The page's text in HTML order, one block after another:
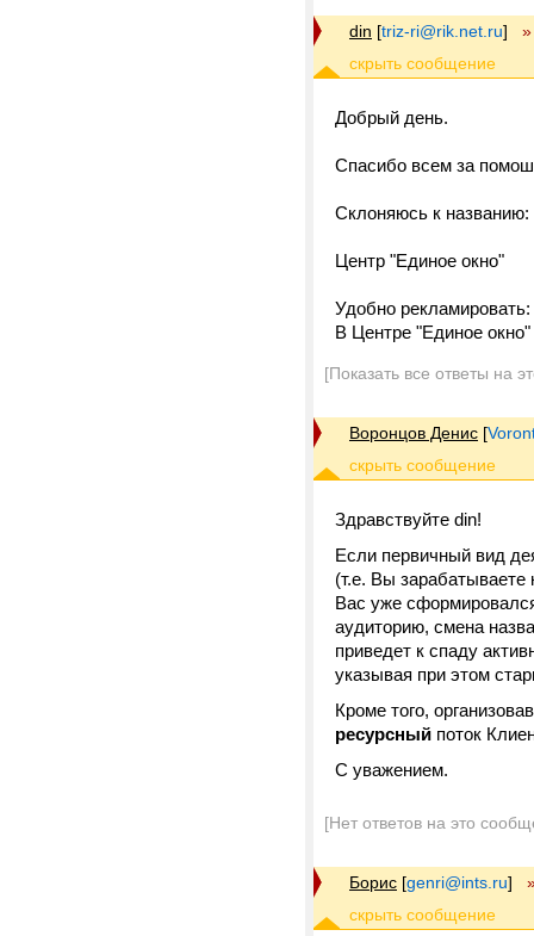
din [triz-ri@rik.net.ru] »
Добрый день.
Спасибо всем за
Склоняюсь к названию:
Центр "Единое окно"
Удобно рекламировать:
В Центре "Единое
[Показать все ответы на
Воронцов Денис [
Здравствуйте din!
Если первичный вид
(т.е. Вы
Вас уже
аудиторию, смена
приведет к спаду
указывая при этом
Кроме того,
ресурсный поток
С уважением.
[Нет ответов на это
Борис [genri@ints.ru]